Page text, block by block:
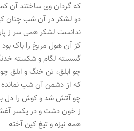
که گردان وی ساختند آن
دو لشکر در آن شب چنان
ندانست لشکر همی سر ز
کز آن هول مریخ را باک بود
گسسته لگام و شکسته
چو ابلق، تن خنگ و ابلق چو
که از دشمن آن شب
چو آتش شد و کوش را دل
ز خون دشت و در یکسر
همه نیزه و تیغ کین آخته